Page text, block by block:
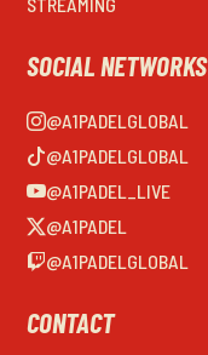
SOCIAL NETWORKS
@A1PADELGLOBAL
@A1PADELGLOBAL
@A1PADEL_LIVE
@A1PADEL
@A1PADELGLOBAL
CONTACT